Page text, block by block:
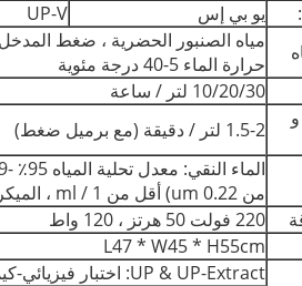
يو بي إس UP-V
حرارة الماء 5-40 درجة مئوية
10/20/30 لتر / ساعة
1.5-2 لتر / دقيقة (مع برميل ضغط)
من 0.22 um) أقل من 1 / ml ، الميكروب أقل من 1cfu / مل
220 فولت 50 هرتز ، 120 واط
L47 * W45 * H55cm
UP & UP-Extract: اختبار فيزيائي-كيميائي ، تحليل كيميائي حيوي ، فحص دم ، تحليل دقيق ، تنظيف مخصص ، HPLC ، IC ، تجربة تحليل GC